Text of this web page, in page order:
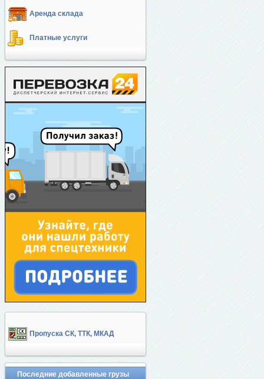
Аренда склада
Платные услуги
Пропуска СК, ТТК, МКАД
Последние добавленные грузы